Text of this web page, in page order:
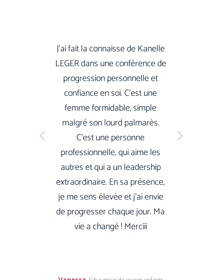
J’ai fait la connaisse de Kanelle
LEGER dans une conférence de
progression personnelle et
confiance en soi. C’est une
femme formidable, simple
malgré son lourd palmarès.
C’est une personne
professionnelle, qui aime les
autres et qui a un leadership
extraordinaire. En sa présence,
je me sens élevée et j’ai envie
de progresser chaque jour. Ma
vie a changé ! Merciii